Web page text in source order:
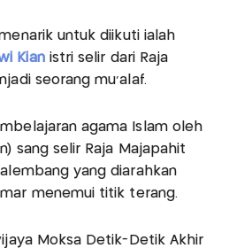
untuk diikuti ialah
Kianistri selir dari Raja
seorang mu'alaf.
agama Islam oleh
sang selir Raja Majapahit
yang diarahkan
menemui titik terang.
Moksa Detik-Detik Akhir